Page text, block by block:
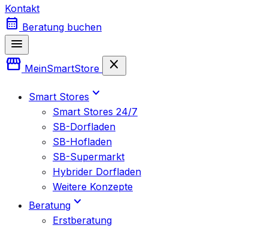
Kontakt
calendar_month Beratung buchen
menu
storefront MeinSmartStore close
Smart Stores expand_more
Smart Stores 24/7
SB-Dorfladen
SB-Hofladen
SB-Supermarkt
Hybrider Dorfladen
Weitere Konzepte
Beratung expand_more
Erstberatung